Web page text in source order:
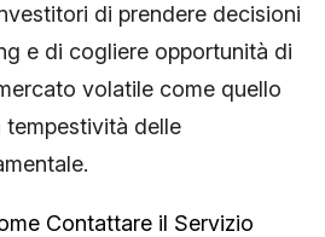
di prendere decisioni
e di cogliere opportunità di
volatile come quello
delle
Contattare il Servizio